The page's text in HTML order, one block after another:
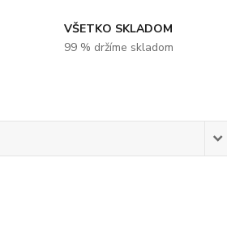
VŠETKO SKLADOM
99 % držíme skladom